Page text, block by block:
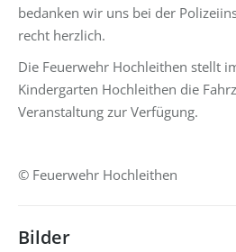
bedanken wir uns bei der
recht herzlich.
Die Feuerwehr Hochleithen stellt
Kindergarten Hochleithen die
Veranstaltung zur Verfügung.
© Feuerwehr Hochleithen
Bilder